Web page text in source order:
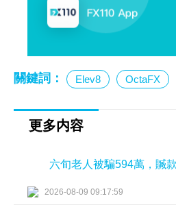
關鍵詞： Elev8 OctaFX
更多内容
六旬老人被騙594萬，贓
2026-08-09 09:17:59